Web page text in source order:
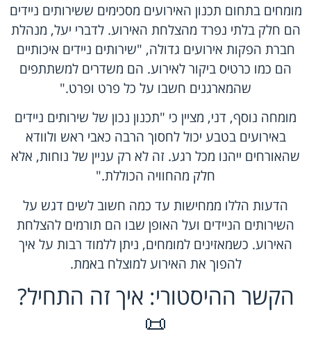
מומחים בתחום תכנון האירועים מסכימים ששירותים ניידים
הם חלק בלתי נפרד מהצלחת האירוע. לדברי יעל, מנהלת
חברת הפקות אירועים גדולה, "שירותים ניידים איכותיים
הם כמו כרטיס ביקור לאירוע. הם משדרים למשתתפים
שהמארגנים חשבו על כל פרט ופרט."
מומחה נוסף, דני, מציין כי "תכנון נכון של שירותים ניידים
באירועים בטבע יכול לחסוך הרבה כאבי ראש ולוודא
שהאורחים ייהנו מכל רגע. זה לא רק עניין של נוחות, אלא
חלק מהחוויה הכוללת."
הדעות הללו ממחישות עד כמה חשוב לשים דגש על
השירותים הניידים ועל האופן שבו הם תורמים להצלחת
האירוע. כשמאזינים למומחים, ניתן ללמוד רבות על איך
להפוך את האירוע למוצלח באמת.
הקשר ההיסטורי: איך זה התחיל?
📜